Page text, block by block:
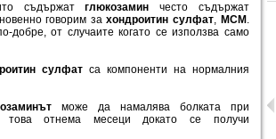
съдържатглюкозамин често съдържат
говорим захондроитин сулфат, МСМ .
добре, от случаите когато се използва само
сулфат са компоненти на нормалния
може да намалява болката при
това отнема месеци докато се получи